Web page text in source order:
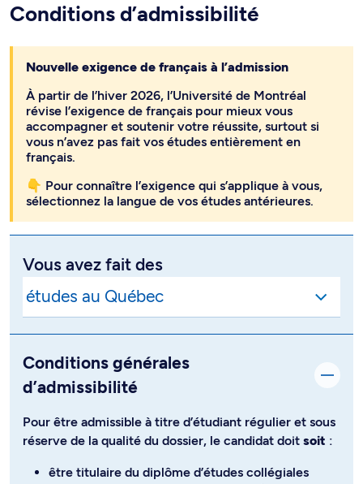
Conditions d’admissibilité
Nouvelle exigence de français à l’admission
À partir de l’hiver 2026, l’Université de Montréal
révise l’exigence de français pour mieux vous
accompagner et soutenir votre réussite, surtout si
vous n’avez pas fait vos études entièrement en
français.
👇 Pour connaître l’exigence qui s’applique à vous,
sélectionnez la langue de vos études antérieures.
Vous avez fait des
Conditions générales
d’admissibilité
Pour être admissible à titre d’étudiant régulier et sous
réserve de la qualité du dossier, le candidat doit soit :
être titulaire du diplôme d’études collégiales